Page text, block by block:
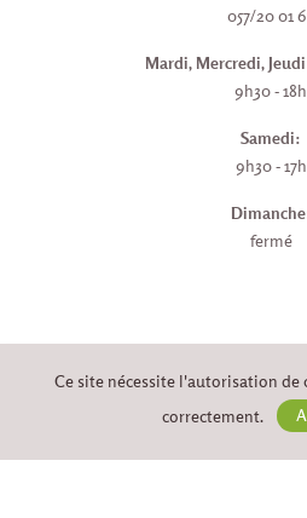
057/20 01
Mardi, Mercredi,
9h30 - 18h
Samedi:
9h30 - 17h
fermé
Ce site nécessite l'autorisation
correctement.